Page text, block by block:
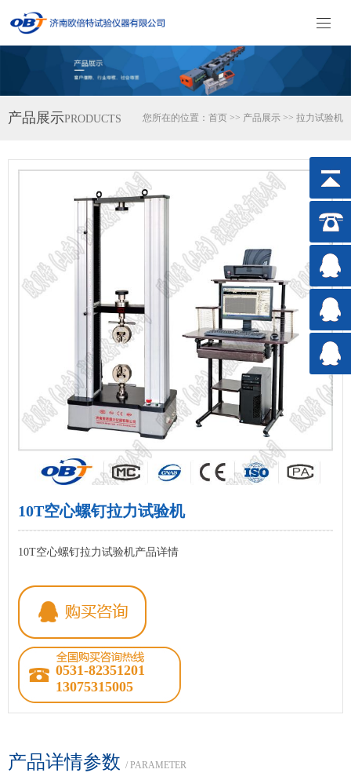
产品展示PRODUCTS 您所在的位置： 首页 >> 产品展示 >> 拉力试验机
10T空心螺钉拉力试验机
10T空心螺钉拉力试验机产品详情
0531-82351201
13075315005
产品详情参数 / PARAMETER